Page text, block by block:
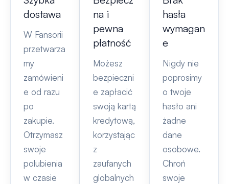
dostawa
W Fansorii
przetwarza
my
zamówieni
e od razu
po
zakupie.
Otrzymasz
swoje
polubienia
w czasie
na i
pewna
płatność
Możesz
bezpieczni
e zapłacić
swoją kartą
kredytową,
korzystając
z
zaufanych
globalnych
hasła
wymagan
e
Nigdy nie
poprosimy
o twoje
hasło ani
żadne
dane
osobowe.
Chroń
swoje